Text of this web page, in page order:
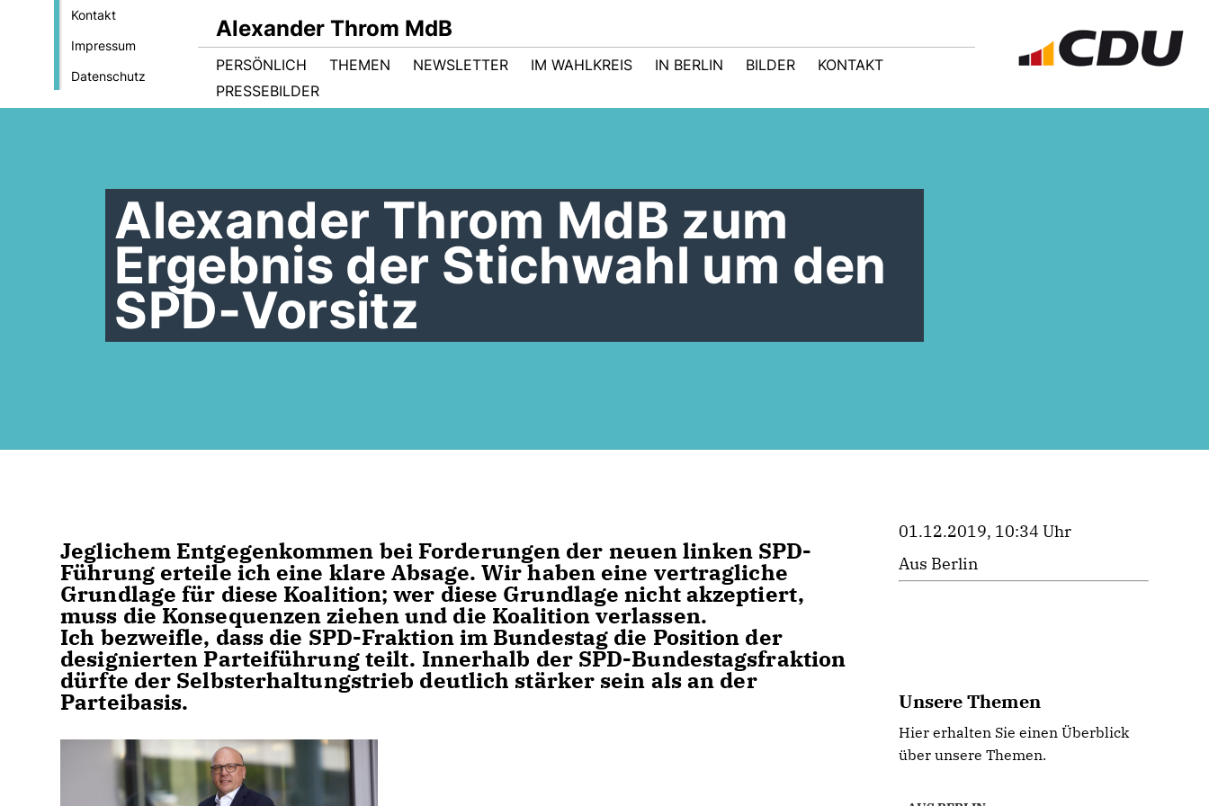
Kontakt
Impressum
Datenschutz
Alexander Throm MdB
PERSÖNLICH THEMEN NEWSLETTER IM WAHLKREIS IN BERLIN BILDER
KONTAKT
PRESSEBILDER
Alexander Throm MdB zum
Ergebnis der Stichwahl um den
SPD-Vorsitz
Jeglichem Entgegenkommen bei Forderungen der neuen linken SPD-
Führung erteile ich eine klare Absage. Wir haben eine vertragliche
Grundlage für diese Koalition; wer diese Grundlage nicht akzeptiert,
muss die Konsequenzen ziehen und die Koalition verlassen.
Ich bezweifle, dass die SPD-Fraktion im Bundestag die Position der
designierten Parteiführung teilt. Innerhalb der SPD-Bundestagsfraktion
dürfte der Selbsterhaltungstrieb deutlich stärker sein als an der
Parteibasis.
01.12.2019, 10:34 Uhr
Aus Berlin
Unsere Themen
Hier erhalten Sie einen Überblick
über unsere Themen.